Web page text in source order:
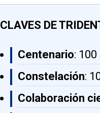
CLAVES DE
Centenario:
Constelación:
Colaboración